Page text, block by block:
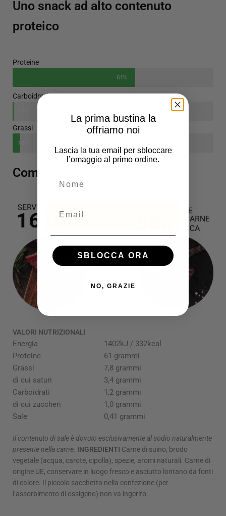
Uno snack ad alto contenuto
proteico
Proteine
61%
Carboidrati Zuccheri
Grassi
7.8%
Sale
Come nasce la carne secca?
VALORI NUTRIZIONALI
Energia
1402kJ / 332kcal
Proteine
61 grammi
Grassi
7,8 grammi
di cui saturi
3,4 grammi
Carboidrati
1,2 grammi
di cui zuccheri
1,0 grammi
Sale
0,41 grammi
Il contenuto di sale è dovuto esclusivamente al sodio naturalmente
presente nella carne. INGREDIENTI Carne di suino, brodo
vegetale (acqua, carote, cipolla), spezie, aromi naturali. Carne di
origine UE, conservare in luogo fresco e asciutto lontano da fonti
di calore. Il piccolo sacchetto nella confezione (per
l’assorbimento di ossigeno) non va ingerito.
La prima bustina la
offriamo noi
Lascia la tua email per sbloccare
l’omaggio al primo ordine.
SBLOCCA ORA
NO, GRAZIE